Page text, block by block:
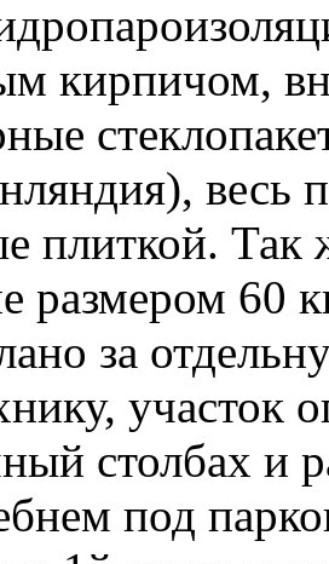
кирпичом,
весь
плиткой. Так
размером 60
за
участок
столбах и
под